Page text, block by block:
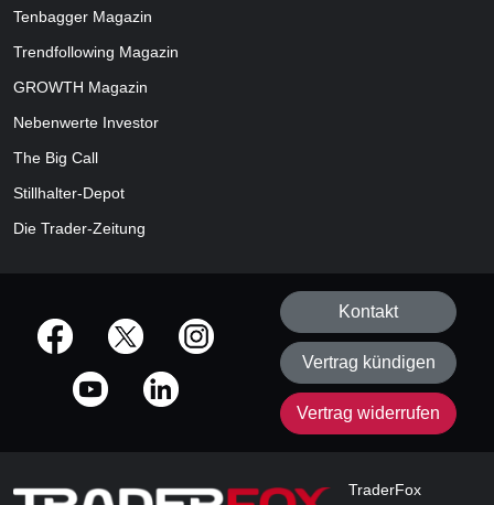
Tenbagger Magazin
Trendfollowing Magazin
GROWTH Magazin
Nebenwerte Investor
The Big Call
Stillhalter-Depot
Die Trader-Zeitung
offizielle Social Media-Accounts
Kontakt
Vertrag kündigen
Vertrag widerrufen
TraderFox